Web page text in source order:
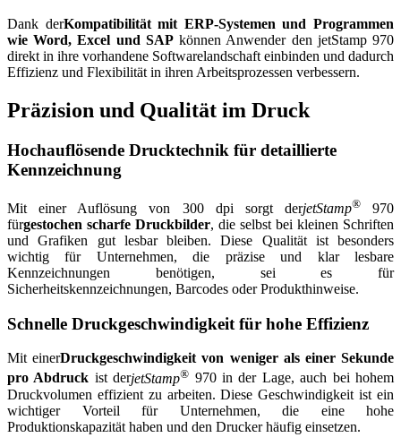
Dank derKompatibilität mit ERP-Systemen und Programmen
wie Word, Excel und SAPkönnen Anwender den jetStamp 970
direkt in ihre vorhandene Softwarelandschaft einbinden und dadurch
Effizienz und Flexibilität in ihren Arbeitsprozessen verbessern.
Präzision und Qualität im Druck
Hochauflösende Drucktechnik für detaillierte
Kennzeichnung
Mit einer Auflösung von 300 dpi sorgt derjetStamp®970
fürgestochen scharfe Druckbilder, die selbst bei kleinen Schriften
und Grafiken gut lesbar bleiben. Diese Qualität ist besonders
wichtig für Unternehmen, die präzise und klar lesbare
Kennzeichnungen benötigen, sei es für
Sicherheitskennzeichnungen, Barcodes oder Produkthinweise.
Schnelle Druckgeschwindigkeit für hohe Effizienz
Mit einerDruckgeschwindigkeit von weniger als einer Sekunde
pro Abdruck ist derjetStamp® 970 in der Lage, auch bei hohem
Druckvolumen effizient zu arbeiten. Diese Geschwindigkeit ist ein
wichtiger Vorteil für Unternehmen, die eine hohe
Produktionskapazität haben und den Drucker häufig einsetzen.